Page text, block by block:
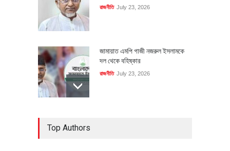
রাজনীতি July 23, 2026
জামায়াত এমপি গাজী নজরুল ইসলামকে
দল থেকে বহিষ্কার
রাজনীতি July 23, 2026
Top Authors